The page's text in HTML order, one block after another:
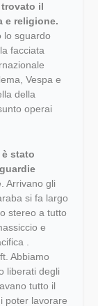
il
e religione.
lo sguardo
facciata
Vespa e
della
operai
stato
Arrivano gli
si fa largo
stereo a tutto
e
.
Abbiamo
liberati degli
tutto il
poter lavorare